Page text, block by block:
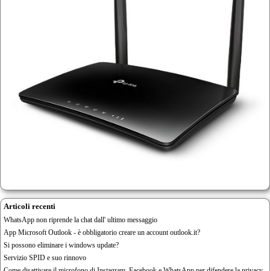
Articoli recenti
WhatsApp non riprende la chat dall' ultimo messaggio
App Microsoft Outlook - è obbligatorio creare un account outlook.it?
Si possono eliminare i windows update?
Servizio SPID e suo rinnovo